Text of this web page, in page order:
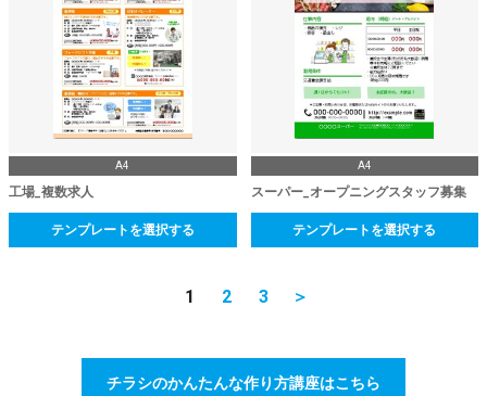
A4
工場_複数求人
テンプレートを選択する
A4
スーパー_オープニングスタッフ募集
テンプレートを選択する
1 2 3 ＞
チラシのかんたんな作り方講座はこちら